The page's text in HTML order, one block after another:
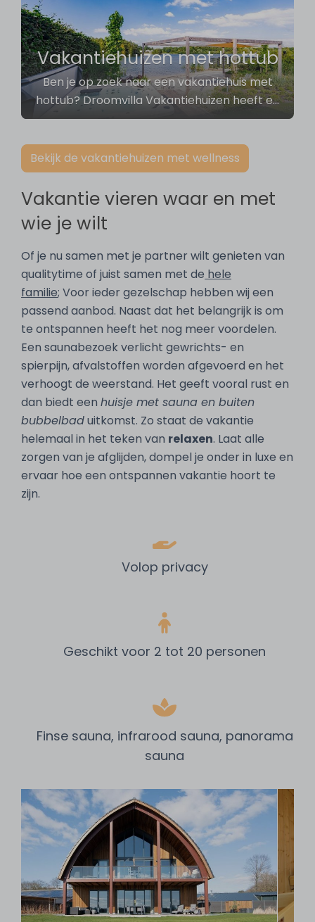
Vakantiehuizen met hottub
Ben je op zoek naar een vakantiehuis met
hottub? Droomvilla Vakantiehuizen heeft e…
Bekijk de vakantiehuizen met wellness
Vakantie vieren waar en met
wie je wilt
Of je nu samen met je partner wilt genieten van
qualitytime of juist samen met de hele
familie; Voor ieder gezelschap hebben wij een
passend aanbod. Naast dat het belangrijk is om
te ontspannen heeft het nog meer voordelen.
Een saunabezoek verlicht gewrichts- en
spierpijn, afvalstoffen worden afgevoerd en het
verhoogt de weerstand. Het geeft vooral rust en
dan biedt eenhuisje met sauna en buiten
bubbelbaduitkomst. Zo staat de vakantie
helemaal in het teken van relaxen. Laat alle
zorgen van je afglijden, dompel je onder in luxe en
ervaar hoe een ontspannen vakantie hoort te
zijn.
Volop privacy
Geschikt voor 2 tot 20 personen
Finse sauna, infrarood sauna, panorama
sauna